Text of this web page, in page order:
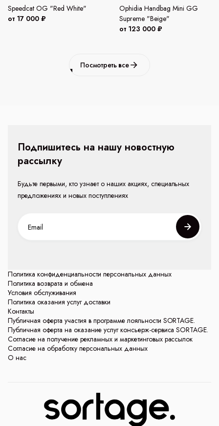
Speedcat OG "Red White"
от 17 000 ₽
Ophidia Handbag Mini GG
Supreme "Beige"
от 123 000 ₽
Посмотреть все
Политика конфиденциальности персональных данных
Политика возврата и обмена
Условия обслуживания
Политика оказания услуг доставки
Контакты
Публичная оферта участия в программе лояльности SORTAGE.
Публичная оферта на оказание услуг консьерж-сервиса SORTAGE.
Согласие на получение рекламных и маркетинговых рассылок
Согласие на обработку персональных данных
О нас
Подпишитесь на нашу новостную
рассылку
Будьте первыми, кто узнает о наших акциях, специальных
предложениях и новых поступлениях